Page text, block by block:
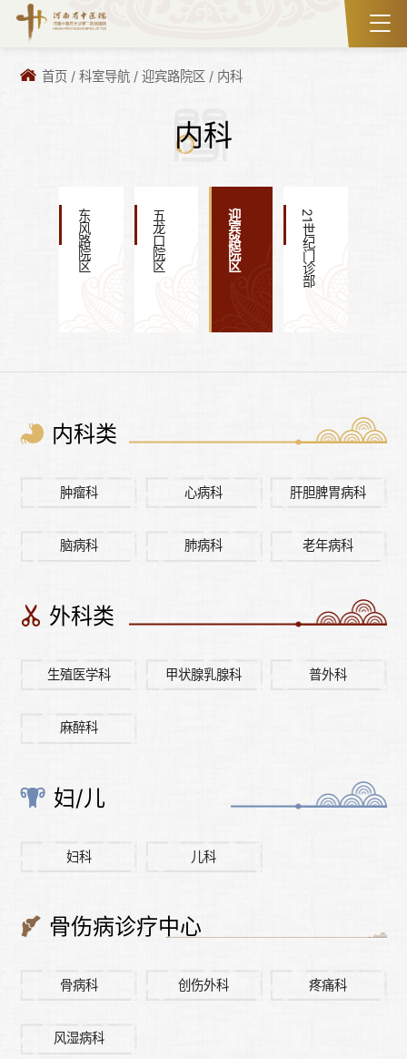
首页 /科室导航 /迎宾路院区 / 内科
内科
东风路院区 五龙口院区 迎宾路院区 21世纪门诊部
内科类
肿瘤科 心病科 肝胆脾胃病科
脑病科 肺病科 老年病科
外科类
生殖医学科 甲状腺乳腺科 普外科
麻醉科
妇/儿
妇科 儿科
骨伤病诊疗中心
骨病科 创伤外科 疼痛科
风湿病科